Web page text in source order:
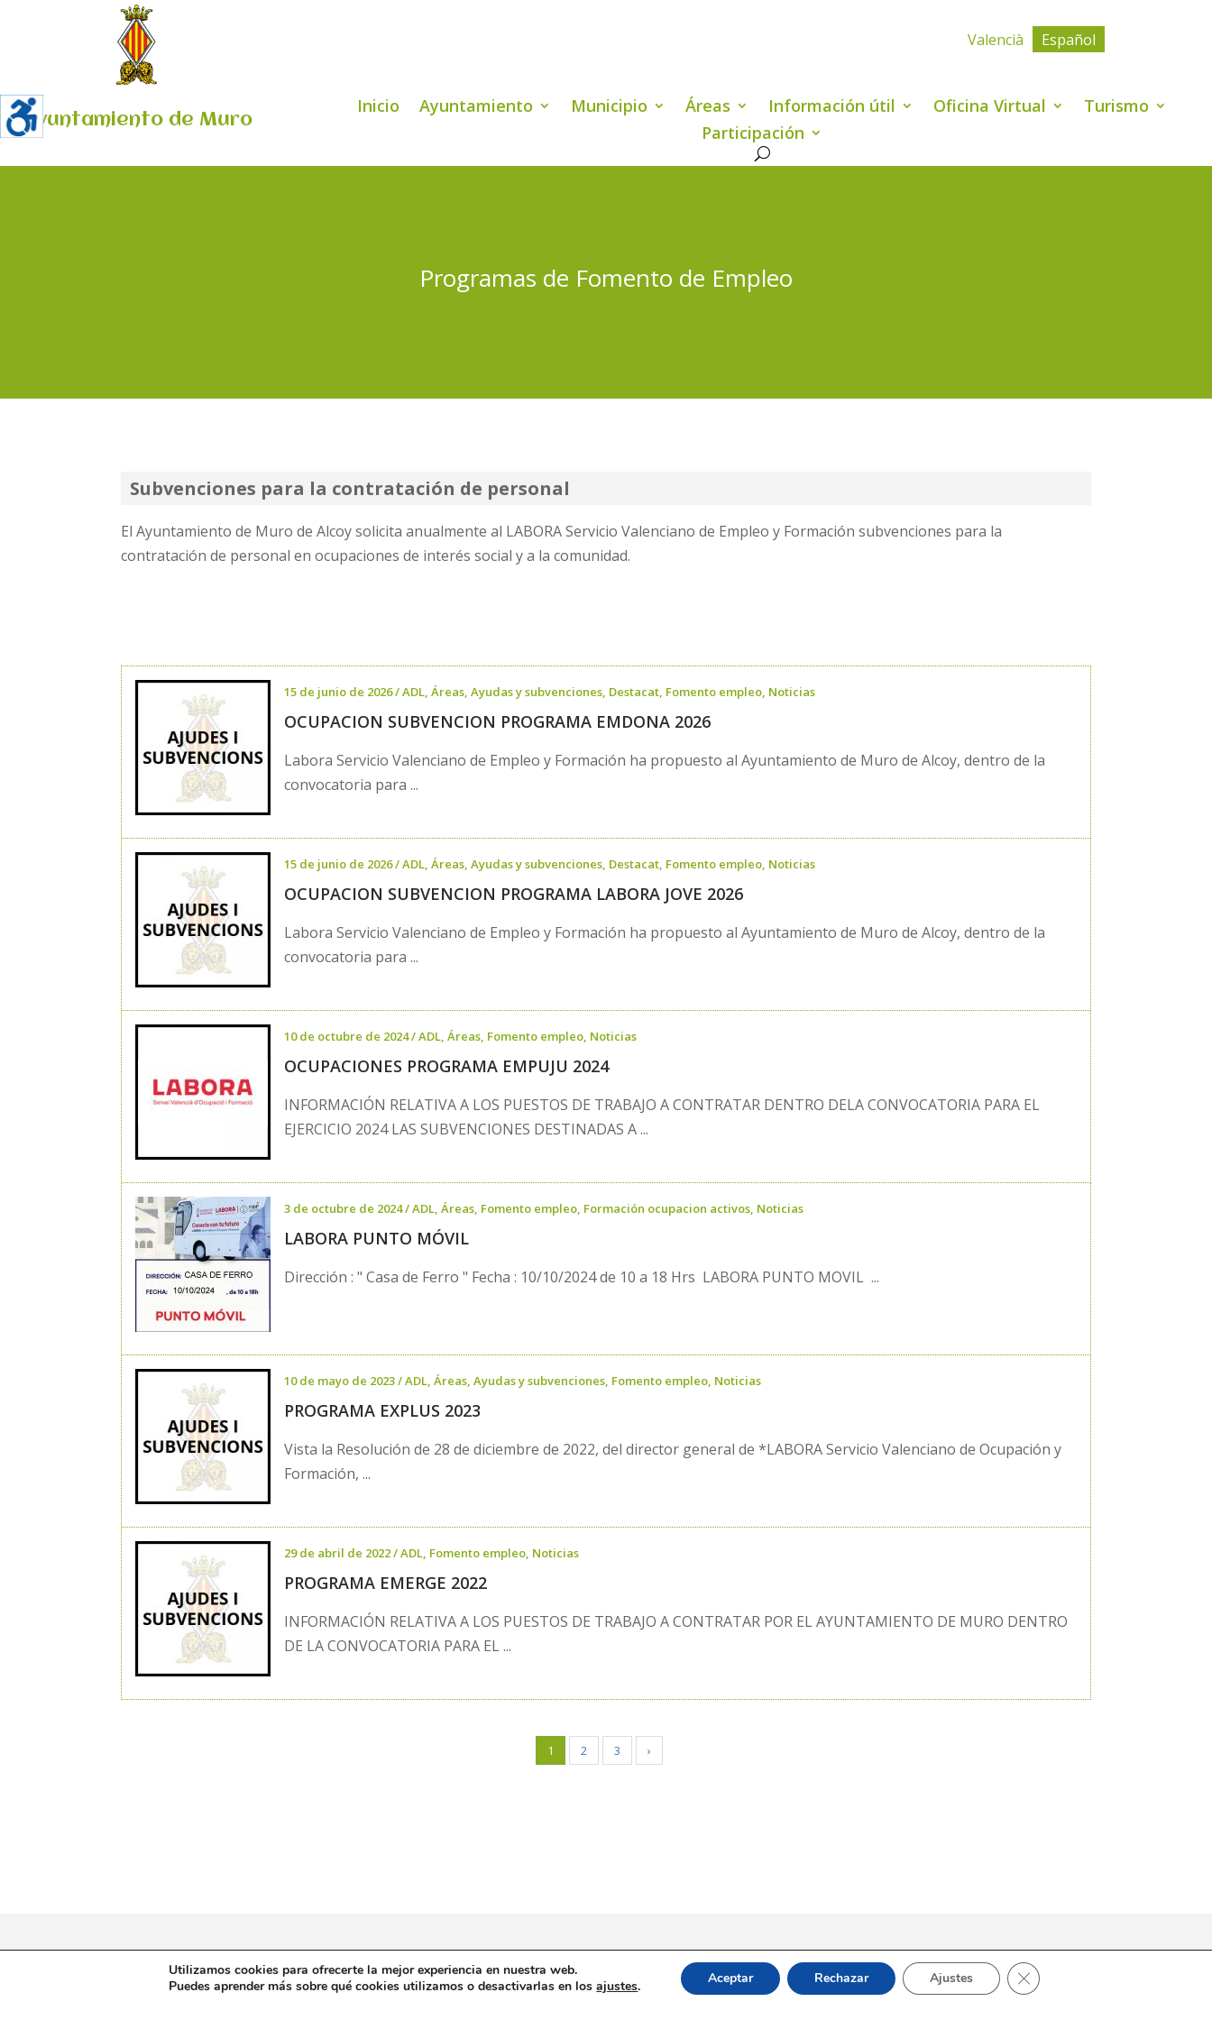
Ayuntamiento de Muro
Valencià Español
Inicio Ayuntamiento Municipio Áreas Información útil Oficina Virtual
Turismo
Participación
Programas de Fomento de Empleo
Subvenciones para la contratación de personal
El Ayuntamiento de Muro de Alcoy solicita anualmente al LABORA Servicio Valenciano de Empleo y Formación subvenciones para la
contratación de personal en ocupaciones de interés social y a la comunidad.
15 de junio de 2026/ADL,Áreas,Ayudas y subvenciones, Destacat, Fomento empleo, Noticias
OCUPACION SUBVENCION PROGRAMA EMDONA 2026
Labora Servicio Valenciano de Empleo y Formación ha propuesto al Ayuntamiento de Muro de Alcoy, dentro de la
convocatoria para ...
15 de junio de 2026/ADL,Áreas,Ayudas y subvenciones, Destacat, Fomento empleo, Noticias
OCUPACION SUBVENCION PROGRAMA LABORA JOVE 2026
Labora Servicio Valenciano de Empleo y Formación ha propuesto al Ayuntamiento de Muro de Alcoy, dentro de la
convocatoria para ...
10 de octubre de 2024/ADL,Áreas, Fomento empleo, Noticias
OCUPACIONES PROGRAMA EMPUJU 2024
INFORMACIÓN RELATIVA A LOS PUESTOS DE TRABAJO A CONTRATAR DENTRO DELA CONVOCATORIA PARA EL
EJERCICIO 2024 LAS SUBVENCIONES DESTINADAS A ...
3 de octubre de 2024/ADL,Áreas, Fomento empleo, Formación ocupacion activos, Noticias
LABORA PUNTO MÓVIL
Dirección : " Casa de Ferro " Fecha : 10/10/2024 de 10 a 18 Hrs LABORA PUNTO MOVIL ...
10 de mayo de 2023/ADL,Áreas,Ayudas y subvenciones, Fomento empleo, Noticias
PROGRAMA EXPLUS 2023
Vista la Resolución de 28 de diciembre de 2022, del director general de *LABORA Servicio Valenciano de Ocupación y
Formación, ...
29 de abril de 2022/ADL, Fomento empleo, Noticias
PROGRAMA EMERGE 2022
INFORMACIÓN RELATIVA A LOS PUESTOS DE TRABAJO A CONTRATAR POR EL AYUNTAMIENTO DE MURO DENTRO
DE LA CONVOCATORIA PARA EL ...
1 2 3 ›
Aviso legal y privacidad Mapa web Buzón de Denuncias Contacto de prensa concejal Sergi Silvestre Pérez
Utilizamos cookies para ofrecerte la mejor experiencia en nuestra web.
Puedes aprender más sobre qué cookies utilizamos o desactivarlas en losajustes. Aceptar Rechazar Ajustes Cerrar el banner de cookies